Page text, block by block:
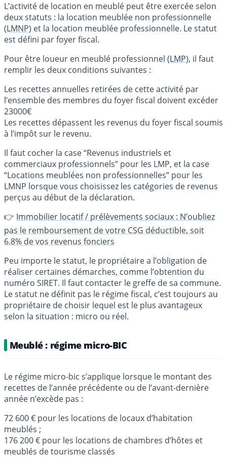
L’activité de location en meublé peut être exercée selon
deux statuts : la location meublée non professionnelle
(LMNP) et la location meublée professionnelle. Le statut
est défini par foyer fiscal.
Pour être loueur en meublé professionnel (LMP), il faut
remplir les deux conditions suivantes :
Les recettes annuelles retirées de cette activité par
l’ensemble des membres du foyer fiscal doivent excéder
23000€
Les recettes dépassent les revenus du foyer fiscal soumis
à l’impôt sur le revenu.
Il faut cocher la case “Revenus industriels et
commerciaux professionnels” pour les LMP, et la case
“Locations meublées non professionnelles” pour les
LMNP lorsque vous choisissez les catégories de revenus
perçus au début de la déclaration.
👉 Immobilier locatif / prélèvements sociaux : N’oubliez
pas le remboursement de votre CSG déductible, soit
6.8% de vos revenus fonciers
Peu importe le statut, le propriétaire a l’obligation de
réaliser certaines démarches, comme l’obtention du
numéro SIRET. Il faut contacter le greffe de sa commune.
Le statut ne définit pas le régime fiscal, c’est toujours au
propriétaire de choisir lequel est le plus avantageux
selon la situation : micro ou réel.
Meublé : régime micro-BIC
Le régime micro-bic s’applique lorsque le montant des
recettes de l’année précédente ou de l’avant-dernière
année n’excède pas :
72 600 € pour les locations de locaux d’habitation
meublés ;
176 200 € pour les locations de chambres d’hôtes et
meublés de tourisme classés